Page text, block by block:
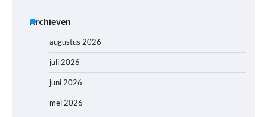
Archieven
augustus 2026
juli 2026
juni 2026
mei 2026